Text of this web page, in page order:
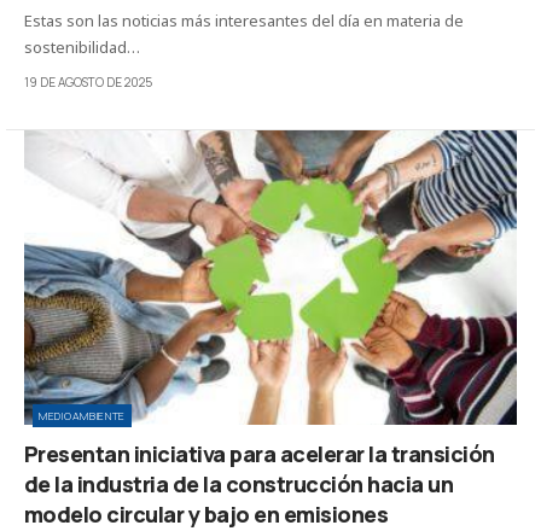
Estas son las noticias más interesantes del día en materia de
sostenibilidad…
19 DE AGOSTO DE 2025
MEDIOAMBIENTE
Presentan iniciativa para acelerar la transición
de la industria de la construcción hacia un
modelo circular y bajo en emisiones